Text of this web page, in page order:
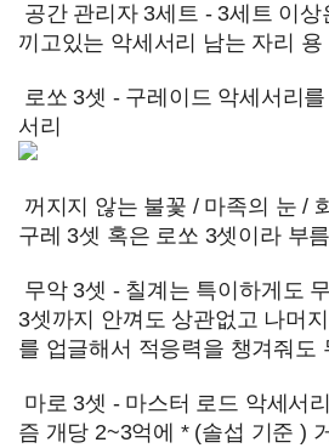
공간 관리자 3세트 - 3세트 이상
끼고있는 악세서리 남는 자리 용
로쏘 3셋 - 구레이드 악세서리
서리
꺼지지 않는 불꽃 / 마족의 눈 /
구레 3셋 혹은 로쏘 3셋이라 부름
무악 3셋 - 칠계는 특이하게도
3셋까지 안껴도 상관없고 나머
를 업글해서 적응력을 챙겨줘도
마로 3셋 - 마스터 로드 악세서
즘 개당 2~3억에 * (솔섭 기준 )